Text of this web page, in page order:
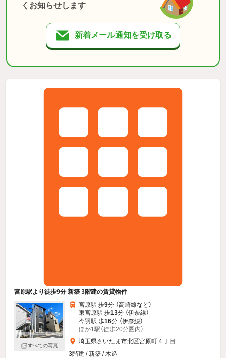
くお知らせします
新着メール通知を受け取る
宮原駅より徒歩9分 新築 3階建の賃貸物件
すべての写真
宮原駅 歩9分 （高崎線など）
東宮原駅 歩13分 （伊奈線）
今羽駅 歩16分 （伊奈線）
ほか1駅（徒歩20分圏内）
埼玉県さいたま市北区宮原町４丁目
3階建 / 新築 / 木造